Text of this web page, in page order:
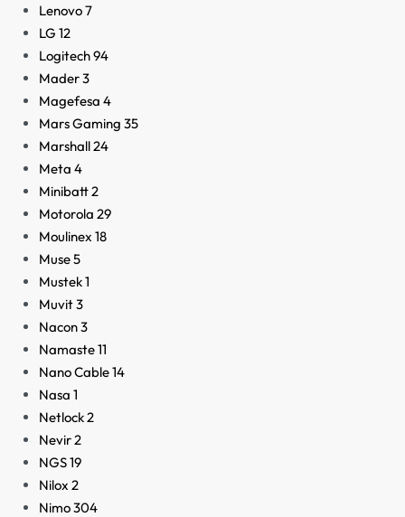
Lenovo7
LG 12
Logitech94
Mader3
Magefesa 4
Mars Gaming 35
Marshall24
Meta 4
Minibatt2
Motorola 29
Moulinex 18
Muse5
Mustek1
Muvit3
Nacon3
Namaste11
Nano Cable14
Nasa 1
Netlock2
Nevir2
NGS19
Nilox 2
Nimo304